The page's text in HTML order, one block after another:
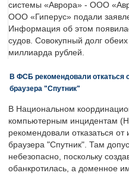
системы «Аврора» - ООО
ООО «Гиперус» подали
Информация об этом
судов. Совокупный долг
миллиарда рублей.
В ФСБ рекомендовали откаться
браузера "Спутник"
В Национальном
компьютерным инцидентам
рекомендовали отказаться от
браузера "Спутник". Там
небезопасно, поскольку
обанкротилась, а доменное